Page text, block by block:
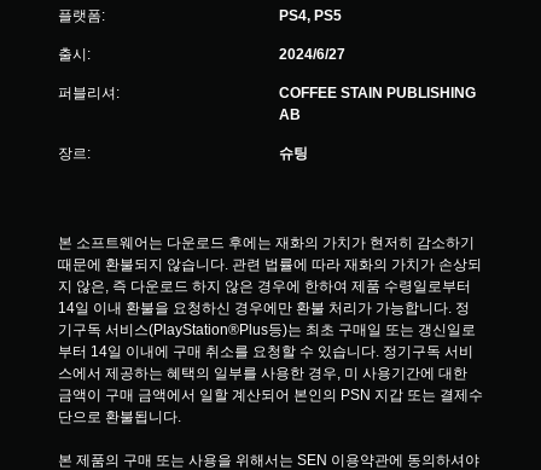
플랫폼: PS4, PS5
출시: 2024/6/27
퍼블리셔:
COFFEE STAIN PUBLISHING
AB
장르: 슈팅
본 소프트웨어는 다운로드 후에는 재화의 가치가 현저히 감소하기
때문에 환불되지 않습니다. 관련 법률에 따라 재화의 가치가 손상되
지 않은, 즉 다운로드 하지 않은 경우에 한하여 제품 수령일로부터
14일 이내 환불을 요청하신 경우에만 환불 처리가 가능합니다. 정
기구독 서비스(PlayStation®Plus등)는 최초 구매일 또는 갱신일로
부터 14일 이내에 구매 취소를 요청할 수 있습니다. 정기구독 서비
스에서 제공하는 혜택의 일부를 사용한 경우, 미 사용기간에 대한
금액이 구매 금액에서 일할 계산되어 본인의 PSN 지갑 또는 결제수
단으로 환불됩니다.
본 제품의 구매 또는 사용을 위해서는 SEN 이용약관에 동의하셔야